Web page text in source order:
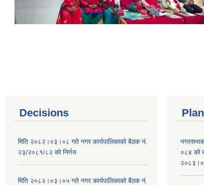
Decisions
मिति २०८२।०३।०८ गते नगर कार्यपालिकाको बैठक नं.
२३/२०८१/८२ को निर्णय
मिति २०८२।०३।०५ गते नगर कार्यपालिकाको बैठक नं.
०८४ को